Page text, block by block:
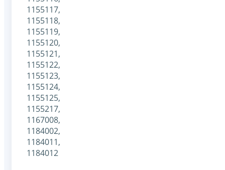
1155117,
1155118,
1155119,
1155120,
1155121,
1155122,
1155123,
1155124,
1155125,
1155217,
1167008,
1184002,
1184011,
1184012